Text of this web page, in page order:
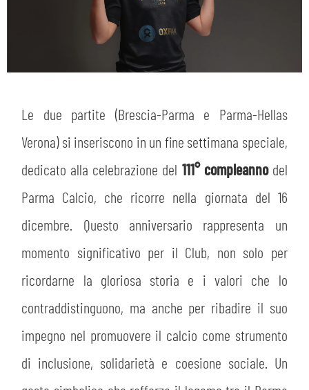
Le due partite (Brescia-Parma e Parma-Hellas
Verona) si inseriscono in un fine settimana speciale,
dedicato alla celebrazione del 111° compleannodel
Parma Calcio, che ricorre nella giornata del 16
dicembre. Questo anniversario rappresenta un
momento significativo per il Club, non solo per
ricordarne la gloriosa storia e i valori che lo
contraddistinguono, ma anche per ribadire il suo
impegno nel promuovere il calcio come strumento
di inclusione, solidarietà e coesione sociale. Un